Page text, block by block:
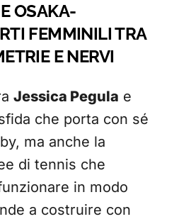
OSAKA-
FEMMINILI TRA
E NERVI
Jessica Pegula e
che porta con sé
ma anche la
di tennis che
in modo
a costruire con